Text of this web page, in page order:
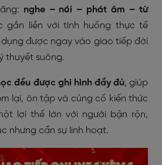
nghe – nói – phát âm – từ
gắn liền với tình huống thực tế
được ngay vào giao tiếp đời
thuyết suông.
đều được ghi hình đầy đủ, giúp
lại, ôn tập và củng cố kiến thức
lợi thế lớn với người bận rộn,
nhưng cần sự linh hoạt.